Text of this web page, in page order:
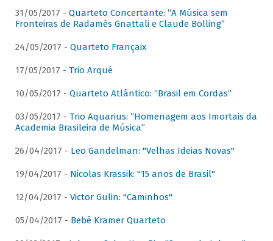
31/05/2017 - Quarteto Concertante: “A Música sem
Fronteiras de Radamés Gnattali e Claude Bolling”
24/05/2017 - Quarteto Françaix
17/05/2017 - Trio Arqué
10/05/2017 - Quarteto Atlântico: “Brasil em Cordas”
03/05/2017 - Trio Aquarius: “Homenagem aos Imortais da
Academia Brasileira de Música”
26/04/2017 - Leo Gandelman: "Velhas Ideias Novas"
19/04/2017 - Nicolas Krassik: "15 anos de Brasil"
12/04/2017 - Victor Gulin: "Caminhos"
05/04/2017 - Bebê Kramer Quarteto